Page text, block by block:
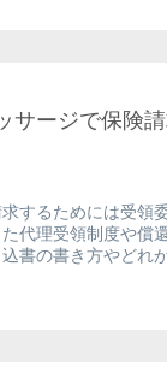
サージで保険
するためには受領
代理受領制度や償
書の書き方やどれ